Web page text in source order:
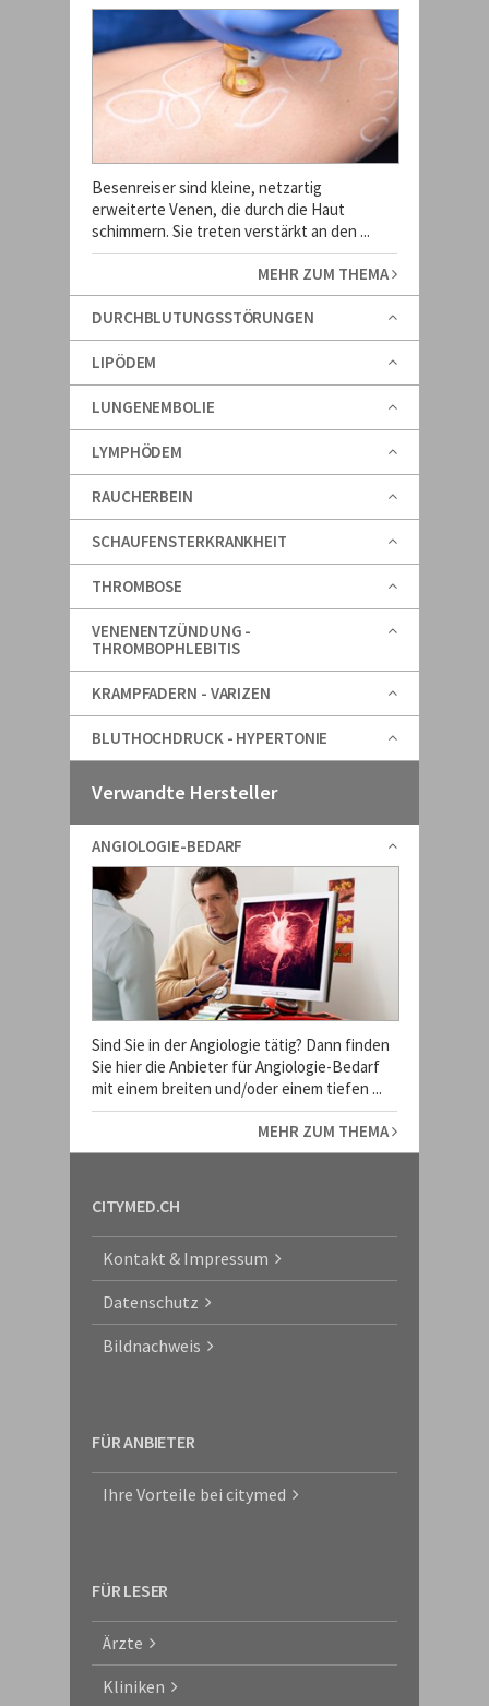
Besenreiser sind kleine, netzartig
erweiterte Venen, die durch die Haut
schimmern. Sie treten verstärkt an den ...
MEHR ZUM THEMA
DURCHBLUTUNGSSTÖRUNGEN
LIPÖDEM
LUNGENEMBOLIE
LYMPHÖDEM
RAUCHERBEIN
SCHAUFENSTERKRANKHEIT
THROMBOSE
VENENENTZÜNDUNG -
THROMBOPHLEBITIS
KRAMPFADERN - VARIZEN
BLUTHOCHDRUCK - HYPERTONIE
Verwandte Hersteller
ANGIOLOGIE-BEDARF
Sind Sie in der Angiologie tätig? Dann finden
Sie hier die Anbieter für Angiologie-Bedarf
mit einem breiten und/oder einem tiefen ...
MEHR ZUM THEMA
CITYMED.CH
Kontakt & Impressum
Datenschutz
Bildnachweis
FÜR ANBIETER
Ihre Vorteile bei citymed
FÜR LESER
Ärzte
Kliniken